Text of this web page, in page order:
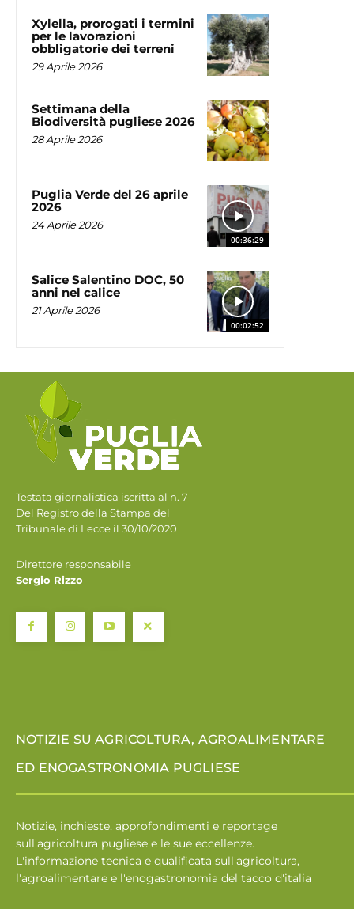
Xylella, prorogati i termini
per le lavorazioni
obbligatorie dei terreni
29 Aprile 2026
Settimana della
Biodiversità pugliese 2026
28 Aprile 2026
00:36:29
Puglia Verde del 26 aprile
2026
24 Aprile 2026
00:02:52
Salice Salentino DOC, 50
anni nel calice
21 Aprile 2026
Testata giornalistica iscritta al n. 7
Del Registro della Stampa del
Tribunale di Lecce il 30/10/2020
Direttore responsabile
Sergio Rizzo
NOTIZIE SU AGRICOLTURA, AGROALIMENTARE
ED ENOGASTRONOMIA PUGLIESE
Notizie, inchieste, approfondimenti e reportage
sull'agricoltura pugliese e le sue eccellenze.
L'informazione tecnica e qualificata sull'agricoltura,
l'agroalimentare e l'enogastronomia del tacco d'italia